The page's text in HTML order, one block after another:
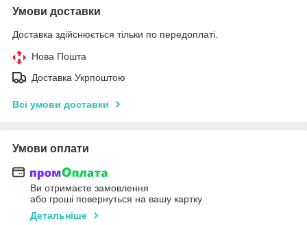
Умови доставки
Доставка здійснюється тільки по передоплаті.
Нова Пошта
Доставка Укрпоштою
Всі умови доставки
Умови оплати
Ви отримаєте замовлення
або гроші повернуться на вашу картку
Детальніше